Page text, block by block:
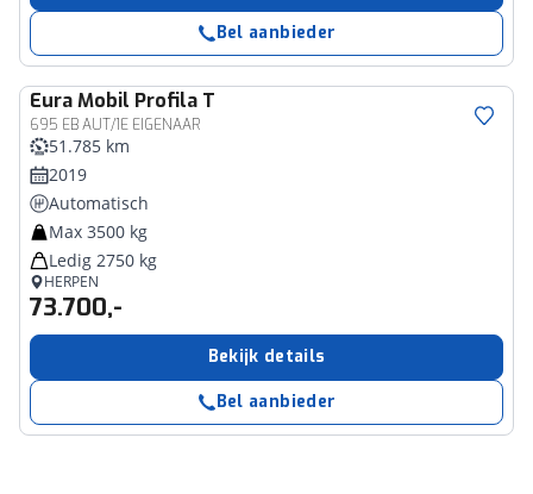
Bel aanbieder
Eura Mobil Profila T
695 EB AUT/1E EIGENAAR
51.785 km
2019
Automatisch
Max 3500 kg
Ledig 2750 kg
HERPEN
73.700,-
Bekijk details
Bel aanbieder